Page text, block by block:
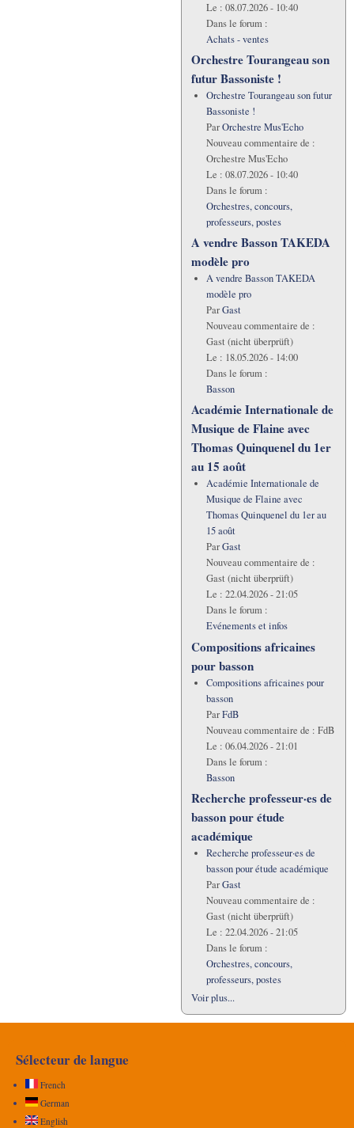
Le : 08.07.2026 - 10:40
Dans le forum :
Achats - ventes
Orchestre Tourangeau son
futur Bassoniste !
Orchestre Tourangeau son futur
Bassoniste !
ParOrchestre Mus'Echo
Nouveau commentaire de :
Orchestre Mus'Echo
Le : 08.07.2026 - 10:40
Dans le forum :
Orchestres, concours,
professeurs, postes
A vendre Basson TAKEDA
modèle pro
A vendre Basson TAKEDA
modèle pro
ParGast
Nouveau commentaire de :
Gast (nicht überprüft)
Le : 18.05.2026 - 14:00
Dans le forum :
Basson
Académie Internationale de
Musique de Flaine avec
Thomas Quinquenel du 1er
au 15 août
Académie Internationale de
Musique de Flaine avec
Thomas Quinquenel du 1er au
15 août
ParGast
Nouveau commentaire de :
Gast (nicht überprüft)
Le : 22.04.2026 - 21:05
Dans le forum :
Evénements et infos
Compositions africaines
pour basson
Compositions africaines pour
basson
ParFdB
Nouveau commentaire de : FdB
Le : 06.04.2026 - 21:01
Dans le forum :
Basson
Recherche professeur·es de
basson pour étude
académique
Recherche professeur·es de
basson pour étude académique
ParGast
Nouveau commentaire de :
Gast (nicht überprüft)
Le : 22.04.2026 - 21:05
Dans le forum :
Orchestres, concours,
professeurs, postes
Voir plus...
Sélecteur de langue
French
German
English